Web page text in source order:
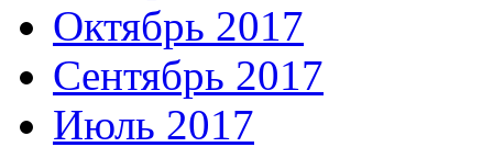
Октябрь 2017
Сентябрь 2017
Июль 2017